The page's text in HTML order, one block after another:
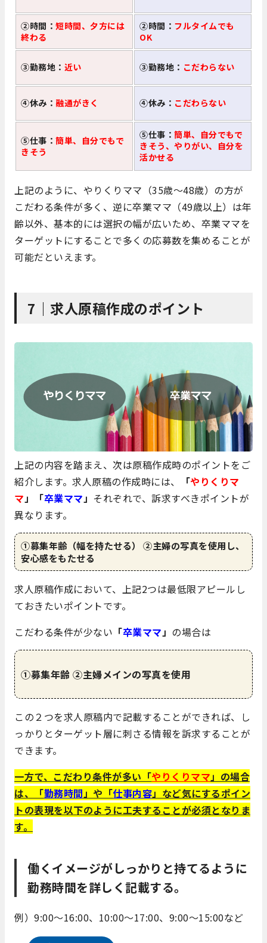
②時間：短時間、夕方には
終わる
②時間： フルタイムでも
OK
③勤務地： 近い ③勤務地： こだわらない
④休み： 融通がきく ④休み： こだわらない
⑤仕事：簡単、自分でもで
きそう
⑤仕事：簡単、自分でもで
きそう、やりがい、自分を
活かせる
上記のように、やりくりママ（35歳～48歳）の方が
こだわる条件が多く、逆に卒業ママ（49歳以上）は年
齢以外、基本的には選択の幅が広いため、卒業ママを
ターゲットにすることで多くの応募数を集めることが
可能だといえます。
7｜求人原稿作成のポイント
上記の内容を踏まえ、次は原稿作成時のポイントをご
紹介します。求人原稿の作成時には、
「やりくりマ
マ」「卒業ママ」 それぞれで、訴求すべきポイントが
異なります。
①募集年齢（幅を持たせる）
②主婦の写真を使用し、
安心感をもたせる
求人原稿作成において、上記2つは最低限アピールし
ておきたいポイントです。
こだわる条件が少ない 「卒業ママ」 の場合は
①募集年齢 ②主婦メインの写真を使用
この２つを求人原稿内で記載することができれば、し
っかりとターゲット層に刺さる情報を訴求することが
できます。
一方で、こだわり条件が多い「やりくりママ」の場合
は、「勤務時間」や「仕事内容」など気にするポイン
トの表現を以下のように工夫することが必須となりま
す。
働くイメージがしっかりと持てるように
勤務時間を詳しく記載する。
例）9:00～16:00、10:00～17:00、9:00～15:00など